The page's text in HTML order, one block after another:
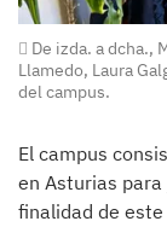
De izda. a dcha.,
Llamedo, Laura
del campus.
El campus
en Asturias
finalidad de